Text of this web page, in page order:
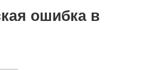
ошибка в